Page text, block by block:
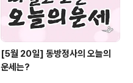
[5월 20일] 동방정사의 오늘의
운세는?